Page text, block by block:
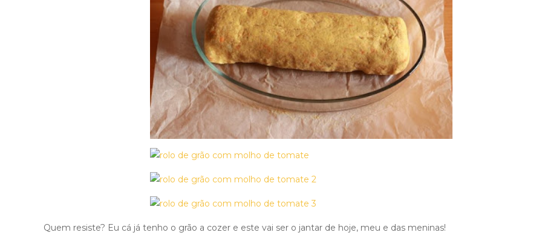
Quem resiste? Eu cá já tenho o grão a cozer e este vai ser o jantar de hoje, meu e das meninas!